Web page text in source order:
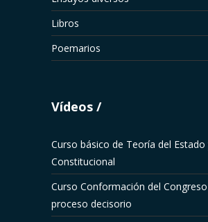
Libros
Poemarios
Vídeos
Curso básico de Teoría del
Constitucional
Curso Conformación del
proceso decisorio